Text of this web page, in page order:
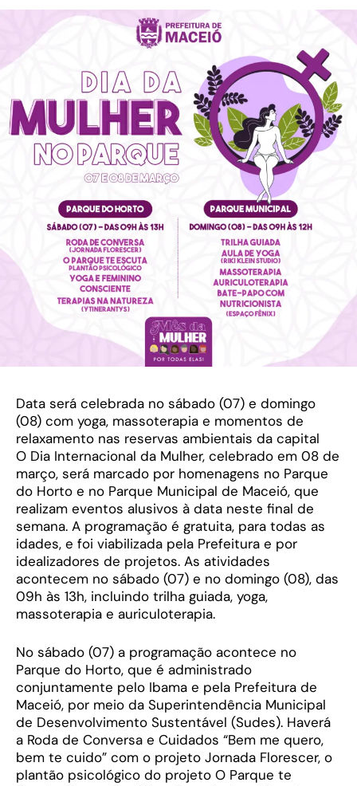
Data será celebrada no sábado (07) e domingo
(08) com yoga, massoterapia e momentos de
relaxamento nas reservas ambientais da capital
O Dia Internacional da Mulher, celebrado em 08 de
março, será marcado por homenagens no Parque
do Horto e no Parque Municipal de Maceió, que
realizam eventos alusivos à data neste final de
semana. A programação é gratuita, para todas as
idades, e foi viabilizada pela Prefeitura e por
idealizadores de projetos. As atividades
acontecem no sábado (07) e no domingo (08), das
09h às 13h, incluindo trilha guiada, yoga,
massoterapia e auriculoterapia.
No sábado (07) a programação acontece no
Parque do Horto, que é administrado
conjuntamente pelo Ibama e pela Prefeitura de
Maceió, por meio da Superintendência Municipal
de Desenvolvimento Sustentável (Sudes). Haverá
a Roda de Conversa e Cuidados “Bem me quero,
bem te cuido” com o projeto Jornada Florescer, o
plantão psicológico do projeto O Parque te